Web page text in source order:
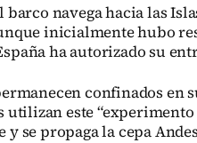
navega hacia las
inicialmente hubo
ha autorizado su
confinados en
utilizan este
se propaga la cepa